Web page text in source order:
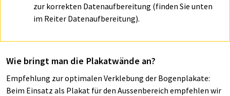
zur korrekten Datenaufbereitung (finden Sie unten
im Reiter Datenaufbereitung).
Wie bringt man die Plakatwände an?
Empfehlung zur optimalen Verklebung der Bogenplakate:
Beim Einsatz als Plakat für den Aussenbereich empfehlen wir